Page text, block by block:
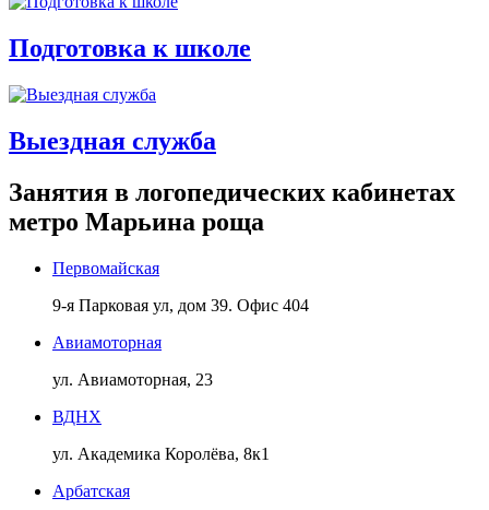
Подготовка к школе
Выездная служба
Занятия в логопедических кабинетах
метро Марьина роща
Первомайская
9-я Парковая ул, дом 39. Офис 404
Авиамоторная
ул. Авиамоторная, 23
ВДНХ
ул. Академика Королёва, 8к1
Арбатская